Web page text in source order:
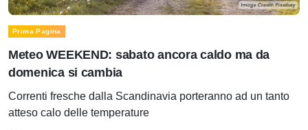
Prima Pagina
Meteo WEEKEND: sabato ancora caldo ma da
domenica si cambia
Correnti fresche dalla Scandinavia porteranno ad un tanto
atteso calo delle temperature